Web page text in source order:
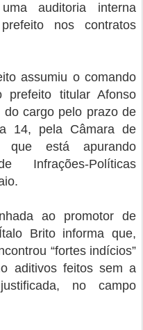
auditoria interna
nos contratos
assumiu o comando
titular Afonso
cargo pelo prazo de
14, pela Câmara de
que está apurando
Políticas
ao promotor de
Brito informa que,
“fortes indícios”
aditivos feitos sem a
no campo